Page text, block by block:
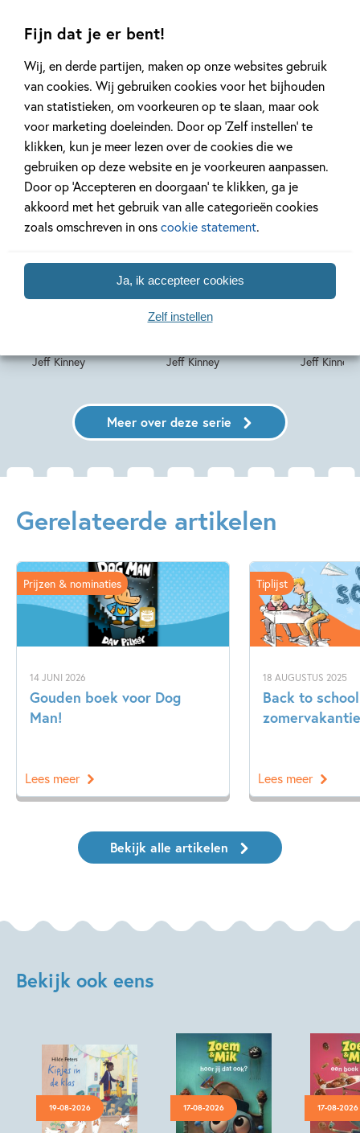
Fijn dat je er bent!
Wij, en derde partijen, maken op onze websites gebruik
van cookies. Wij gebruiken cookies voor het bijhouden
van statistieken, om voorkeuren op te slaan, maar ook
voor marketing doeleinden. Door op ‘Zelf instellen’ te
klikken, kun je meer lezen over de cookies die we
gebruiken op deze website en je voorkeuren aanpassen.
Door op ‘Accepteren en doorgaan’ te klikken, ga je
akkoord met het gebruik van alle categorieën cookies
zoals omschreven in onscookie statement.
Ja, ik accepteer cookies
Zelf instellen
leven van een loser'
Deel 20
Het leven van
Jeff Kinney
Hardcover
Deel 19
Het leven van
een Loser 19 –
Jeff Kinney
Hardcover
Het
Jeff Kinney
Meer over deze serie
Gerelateerde artikelen
14 JUNI 2026
Gouden boek voor Dog
Man!
Prijzen & nominaties
Lees meer
18 AUGUSTUS 2025
Back to
Tiplijst
Lees meer
Bekijk alle artikelen
Bekijk ook eens
19-08-2026 17-08-2026 17-08-2026